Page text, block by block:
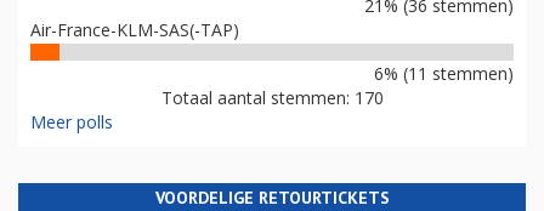
21% (36 stemmen)
Air-France-KLM-SAS(-TAP)
6% (11 stemmen)
Totaal aantal stemmen: 170
Meer polls
VOORDELIGE RETOURTICKETS